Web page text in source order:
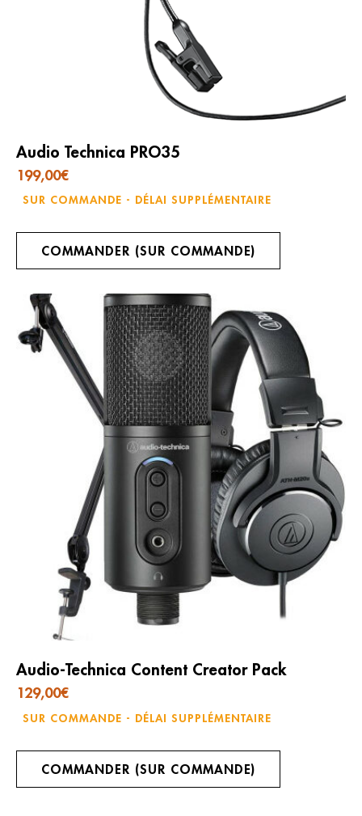
Audio Technica PRO35
199,00€
SUR COMMANDE - DÉLAI SUPPLÉMENTAIRE
COMMANDER (SUR COMMANDE)
Audio-Technica Content Creator Pack
129,00€
SUR COMMANDE - DÉLAI SUPPLÉMENTAIRE
COMMANDER (SUR COMMANDE)